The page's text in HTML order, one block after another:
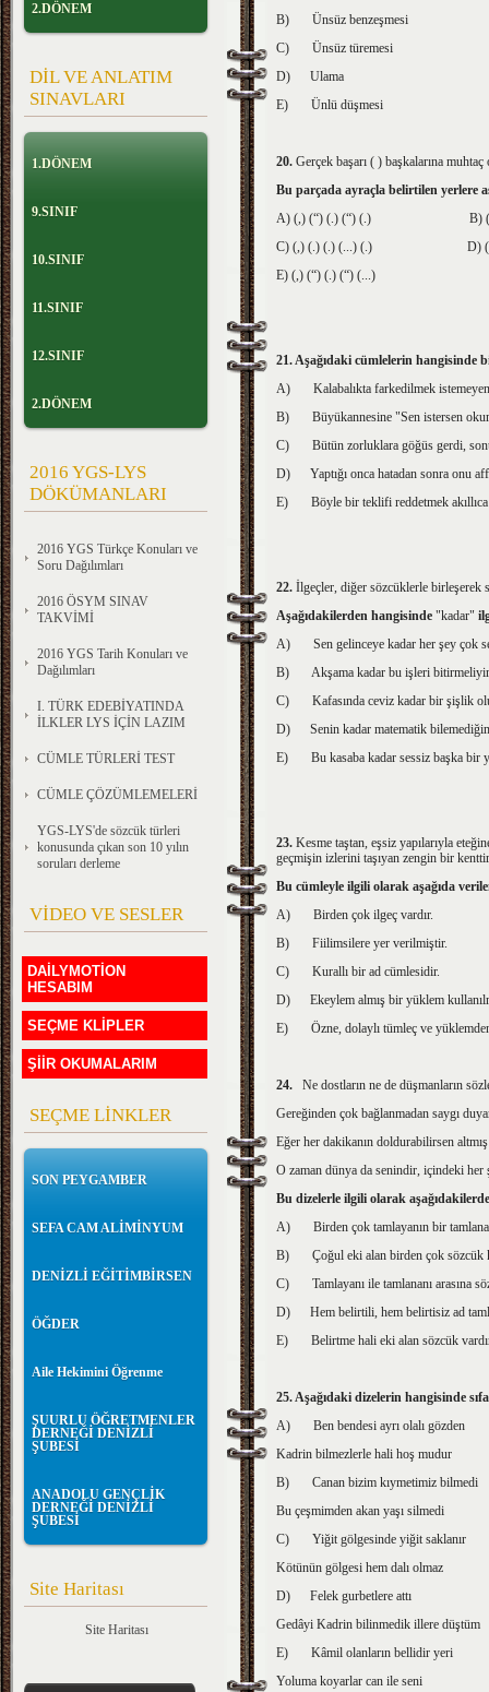
2.DÖNEM
DİL VE ANLATIM
SINAVLARI
1.DÖNEM
9.SINIF
10.SINIF
11.SINIF
12.SINIF
2.DÖNEM
2016 YGS-LYS
DÖKÜMANLARI
2016 YGS Türkçe Konuları ve
Soru Dağılımları
2016 ÖSYM SINAV
TAKVİMİ
2016 YGS Tarih Konuları ve
Dağılımları
I. TÜRK EDEBİYATINDA
İLKLER LYS İÇİN LAZIM
CÜMLE TÜRLERİ TEST
CÜMLE ÇÖZÜMLEMELERİ
YGS-LYS'de sözcük türleri
konusunda çıkan son 10 yılın
soruları derleme
VİDEO VE SESLER
DAİLYMOTİON
HESABIM
SEÇME KLİPLER
ŞİİR OKUMALARIM
SEÇME LİNKLER
SON PEYGAMBER
SEFA CAM ALİMİNYUM
DENİZLİ EĞİTİMBİRSEN
ÖĞDER
Aile Hekimini Öğrenme
ŞUURLU ÖĞRETMENLER
DERNEĞİ DENİZLİ
ŞUBESİ
ANADOLU GENÇLİK
DERNEĞİ DENİZLİ
ŞUBESİ
Site Haritası
Site Haritası
B)
Ünsüz benzeşmesi
C)
Ünsüz türemesi
D)
Ulama
E)
Ünlü düşmesi
20. Gerçek başarı ( ) başkalarına
Bu parçada ayraçla belirtilen yerlere
A) (,) (“) (.) (“) (.) B) (:) (“)
C) (,) (.) (.) (...) (.) D) (;)
E) (,) (“) (.) (“) (...)
21. Aşağıdaki cümlelerin hangisinde
A)
Kalabalıkta farkedilmek
B)
Büyükannesine "Sen istersen
C)
Bütün zorluklara göğüs gerdi,
D)
Yaptığı onca hatadan sonra onu
E)
Böyle bir teklifi reddetmek
22. İlgeçler, diğer sözcüklerle birleşerek
Aşağıdakilerden hangisinde "kadar"
A)
Sen gelinceye kadar her şey çok
B)
Akşama kadar bu işleri
C)
Kafasında ceviz kadar bir şişlik
D)
Senin kadar matematik
E)
Bu kasaba kadar sessiz başka bir
23. Kesme taştan, eşsiz yapılarıyla
geçmişin izlerini ta­şıyan zengin bir
Bu cümleyle ilgili olarak aşağıda
A)
Birden çok ilgeç vardır.
B)
Fiilimsilere yer verilmiştir.
C)
Kurallı bir ad cümlesidir.
D)
Ekeylem almış bir yüklem
E)
Özne, dolaylı tümleç ve
24. Ne dostların ne de düşmanların
Gereğinden çok bağlanmadan saygı
Eğer her dakikanın doldurabilirsen
O zaman dünya da senindir, içindeki her
Bu dizelerle ilgili olarak
A)
Birden çok tamlayanın bir
B)
Çoğul eki alan birden çok sözcük
C)
Tamlayanı ile tamlananı arasına
D)
Hem belirtili, hem belirtisiz ad
E)
Belirtme hali eki alan sözcük
25. Aşağıdaki dizelerin hangisinde
A)
Ben bendesi ayrı olalı gözden
Kadrin bilmezlerle hali hoş mudur
B)
Canan bizim kıymetimiz bilmedi
Bu çeşmimden akan yaşı silmedi
C)
Yiğit gölgesinde yiğit saklanır
Kötünün gölgesi hem dalı olmaz
D)
Felek gurbetlere attı
Gedâyi Kadrin bilinmedik illere düştüm
E)
Kâmil olanların bellidir yeri
Yoluma koyarlar can ile seni